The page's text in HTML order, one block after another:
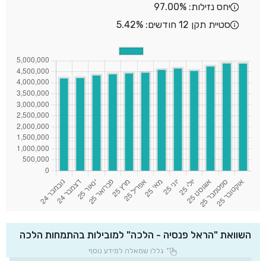
יחס נזילות: 97.00%
סטיית תקן 12 חודשים: 5.42%
השוואת "הראל פנסיה - הלכה" למובילות בהתמחות הלכה
גללו שמאלה למידע נוסף